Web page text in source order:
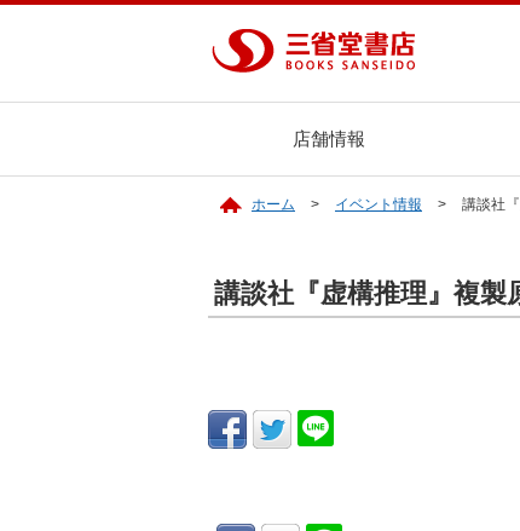
店舗情報
ホーム イベント情報 講談社
講談社『虚構推理』複